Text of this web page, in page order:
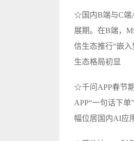
☆国内B端与C端
展期。在B端，
信生态推行“嵌
生态格局初显
☆千问APP春节
APP“一句话下
幅位居国内AI应